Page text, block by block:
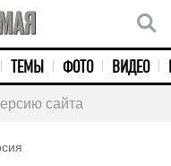
ТЕМЫ ФОТО ВИДЕО
сайта